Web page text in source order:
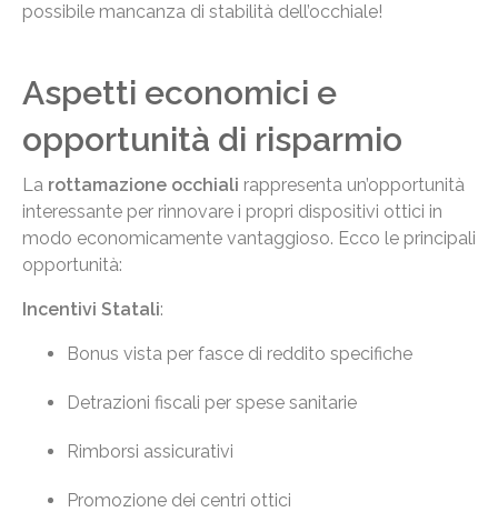
possibile mancanza di stabilità dell’occhiale!
Aspetti economici e
opportunità di risparmio
La rottamazione occhiali rappresenta un’opportunità
interessante per rinnovare i propri dispositivi ottici in
modo economicamente vantaggioso. Ecco le principali
opportunità:
Incentivi Statali:
Bonus vista per fasce di reddito specifiche
Detrazioni fiscali per spese sanitarie
Rimborsi assicurativi
Promozione dei centri ottici